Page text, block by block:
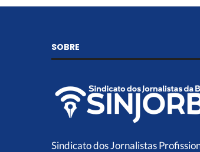
SOBRE
Sindicato dos Jornalistas